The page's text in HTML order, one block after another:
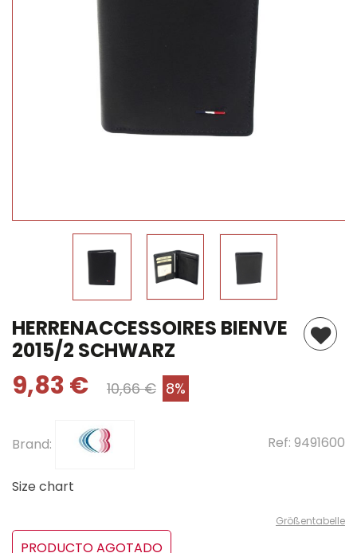
HERRENACCESSOIRES BIENVE
2015/2 SCHWARZ
9,83 € 10,66 € 8%
Brand: Ref: 9491600
Size chart
Größentabelle
PRODUCTO AGOTADO